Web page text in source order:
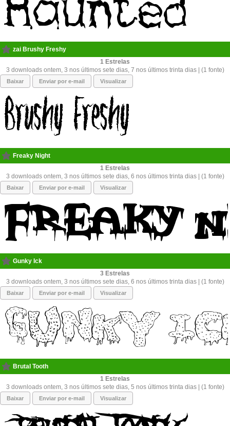
zai Brushy Freshy
1
3 downloads ontem, 3 nos últimos sete dias, 7 nos últimos trinta dias | (1 fonte)
Baixar Enviar por e-mail Visualizar
Freaky Night
1
3 downloads ontem, 3 nos últimos sete dias, 6 nos últimos trinta dias | (1 fonte)
Baixar Enviar por e-mail Visualizar
Gunky Ick
3
3 downloads ontem, 3 nos últimos sete dias, 6 nos últimos trinta dias | (1 fonte)
Baixar Enviar por e-mail Visualizar
Brutal Tooth
1
3 downloads ontem, 3 nos últimos sete dias, 5 nos últimos trinta dias | (1 fonte)
Baixar Enviar por e-mail Visualizar